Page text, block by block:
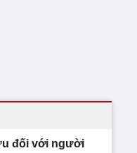
đối với người